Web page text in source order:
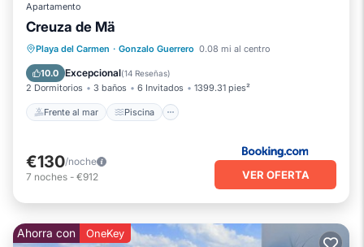
Apartamento
Creuza de Mä
Playa del Carmen · Gonzalo Guerrero 0.08 mi al centro
10.0 Excepcional(14 Reseñas)
2 Dormitorios 3 baños 6 Invitados 1399.31 pies²
Frente al mar Piscina
Frente al mar Piscina
Vista al mar
Balcón/Terraza
€130/noche
7 noches - €912 VER OFERTA
Ahorra con OneKey